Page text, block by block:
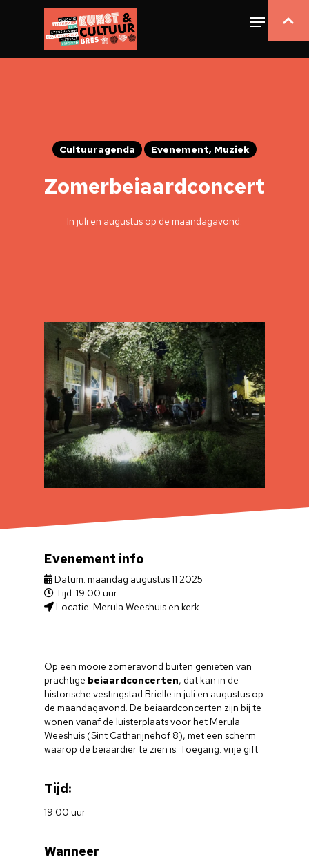
Cultuuragenda Evenement, Muziek
Zomerbeiaardconcert
In juli en augustus op de maandagavond.
Op een mooie zomeravond buiten genieten van
prachtige beiaardconcerten, dat kan in de
historische vestingstad Brielle in juli en augustus op
de maandagavond. De beiaardconcerten zijn bij te
wonen vanaf de luisterplaats voor het Merula
Weeshuis (Sint Catharijnehof 8), met een scherm
waarop de beiaardier te zien is. Toegang: vrije gift
Tijd:
19.00 uur
Wanneer
Evenement info
Datum: maandag augustus 11 2025
Tijd: 19.00 uur
Locatie: Merula Weeshuis en kerk